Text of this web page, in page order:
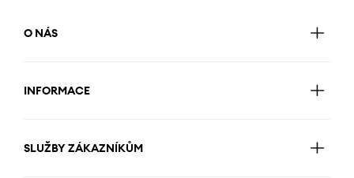
O NÁS
INFORMACE
SLUŽBY ZÁKAZNÍKŮM